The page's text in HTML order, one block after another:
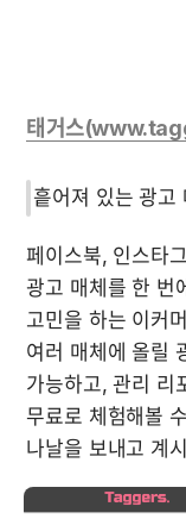
태거스
흩어져 있는 광고
페이스북, 인스타
광고 매체를 한 번
고민을 하는 이커
여러 매체에 올릴
가능하고, 관리 리
무료로 체험해볼